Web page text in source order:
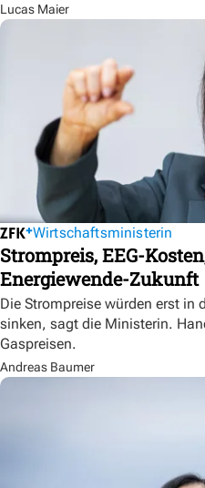
Lucas Maier
Wirtschaftsministerin
Strompreis, EEG-
Energiewende-Zukunft
Die Strompreise würden erst in
sinken, sagt die Ministerin.
Gaspreisen.
Andreas Baumer